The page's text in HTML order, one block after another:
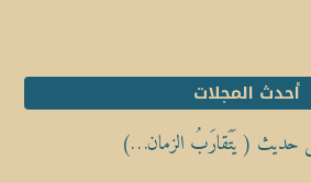
أحدث المجلات
حديث ( يَتَقارَبُ الزمان…)